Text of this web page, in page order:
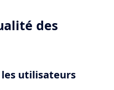
des
utilisateurs